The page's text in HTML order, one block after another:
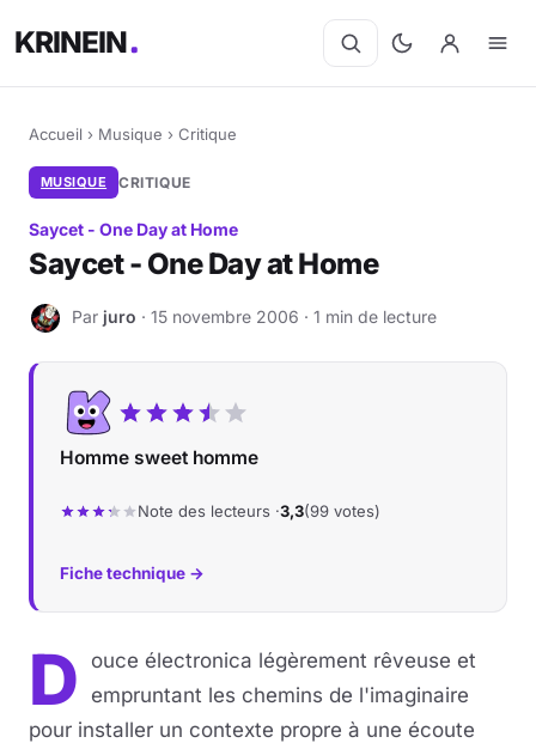
KRINEIN
Accueil › Musique › Critique
MUSIQUE CRITIQUE
Saycet - One Day at Home
Saycet - One Day at Home
J Par juro · 15 novembre 2006 · 1 min de lecture
Homme sweet homme
Note des lecteurs ·3,3(99 votes)
Fiche technique →
D
ouce électronica légèrement rêveuse et
empruntant les chemins de l'imaginaire
pour installer un contexte propre à une écoute